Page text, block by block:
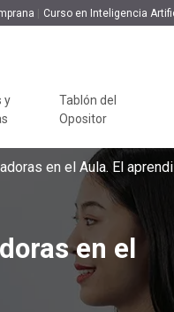
Curso en Inteligencia
DE PROGRAMA
Packs Formativos
Cursos Universitarios
Cursos Universitarios
con Doble Titulación
Cursos Profesionales
y
Tablón del
Opositor
Especialidades
Webinars y
Revista
Educativa
Concurso
Contexto
en el Aula. El
en el